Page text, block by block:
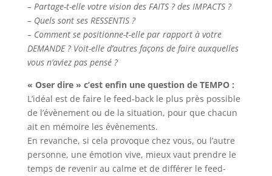
– Partage-t-elle votre vision des FAITS ? des IMPACTS ?
– Quels sont ses RESSENTIS ?
– Comment se positionne-t-elle par rapport à votre
DEMANDE ? Voit-elle d’autres façons de faire auxquelles
vous n’aviez pas pensé ?
« Oser dire » c’est enfin une question de TEMPO :
L’idéal est de faire le feed-back le plus près possible
de l’évènement ou de la situation, pour que chacun
ait en mémoire les évènements.
En revanche, si cela provoque chez vous, ou l’autre
personne, une émotion vive, mieux vaut prendre le
temps de revenir au calme et de différer le feed-